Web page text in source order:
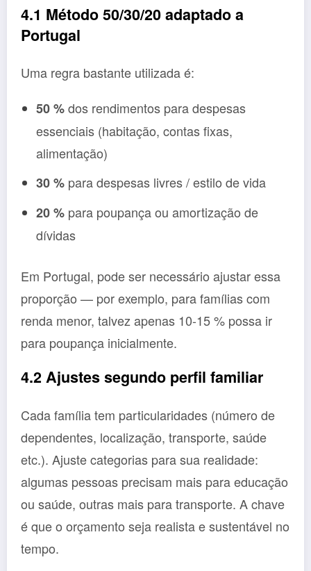
4.1 Método 50/30/20 adaptado a
Portugal
Uma regra bastante utilizada é:
50 %dos rendimentos para despesas
essenciais (habitação, contas fixas,
alimentação)
30 % para despesas livres / estilo de vida
20 % para poupança ou amortização de
dívidas
Em Portugal, pode ser necessário ajustar essa
proporção — por exemplo, para famílias com
renda menor, talvez apenas 10-15 % possa ir
para poupança inicialmente.
4.2 Ajustes segundo perfil familiar
Cada família tem particularidades (número de
dependentes, localização, transporte, saúde
etc.). Ajuste categorias para sua realidade:
algumas pessoas precisam mais para educação
ou saúde, outras mais para transporte. A chave
é que o orçamento seja realista e sustentável no
tempo.